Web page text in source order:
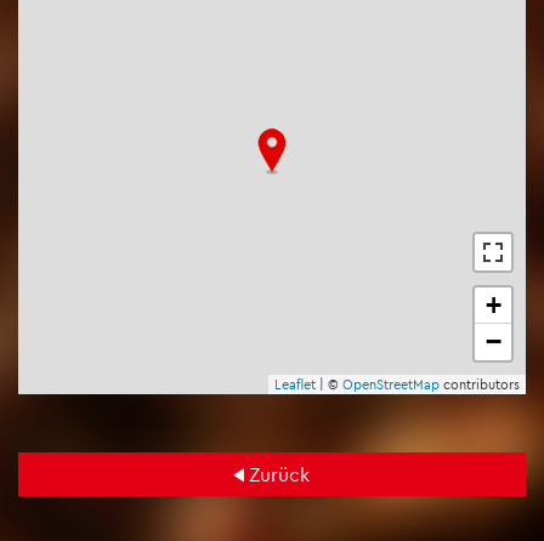
+
−
Leaf­let | © Open­Street­Map con­tri­bu­tors
Zu­rück